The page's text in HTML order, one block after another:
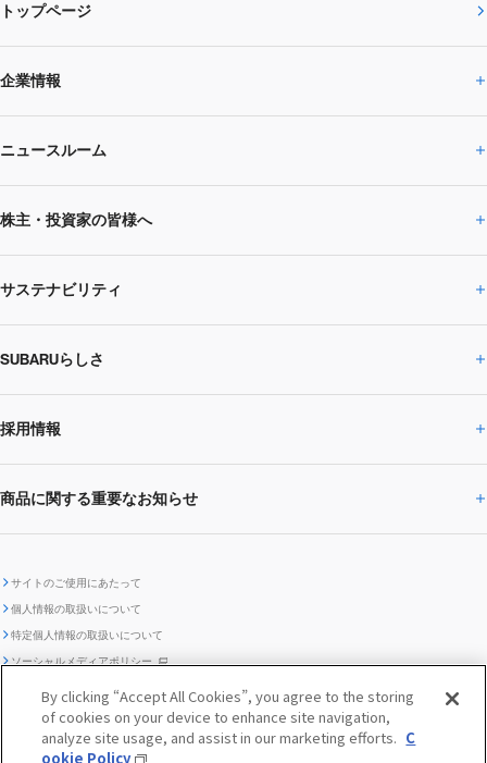
トップページ
企業情報
企業情報トップ
SUBARUのありたい姿
SUBARU 2025方針
事業所・関係会社
ニュースルーム
ニュースルームトップ
ニュースリリース
閉じる
株主・投資家の皆様へ
株主・投資家の皆様へトップ
企業・経営
IRライブラリー
株主・投資家サポート
IRカレンダー
ディスクロージャー
ポリシー
サステナビリティ
サステナビリティトップ
CEOサステナビリティ
環境
ガバナンス
編集方針 レポートライブラリー
SUBARUらしさ
SUBARUらしさトップ
SUBARUびと
SUBARUデザイン
「SUBARUらしさ」を
際立たせる技術
2.環境技術
『魔改造の夜』特設サイト
採用情報
採用情報トップ
SUBARU Lab採用（中途）
販売会社グループ採用 期間従業員採用
商品に関する重要なお知らせ
SUBARU ハイブリッド車 レスキュ
ー時の取扱い
自動車リサイクル リコール情報
サイトのご使用にあたって
個人情報の取扱いについて
特定個人情報の取扱いについて
ソーシャルメディアポリシー
お問い合わせ ／ よくあるご質問
クッキーポリシー
メディア
By clicking “Accept All Cookies”, you agree to the storing
of cookies on your device to enhance site navigation,
analyze site usage, and assist in our marketing efforts. C
ookie Policy